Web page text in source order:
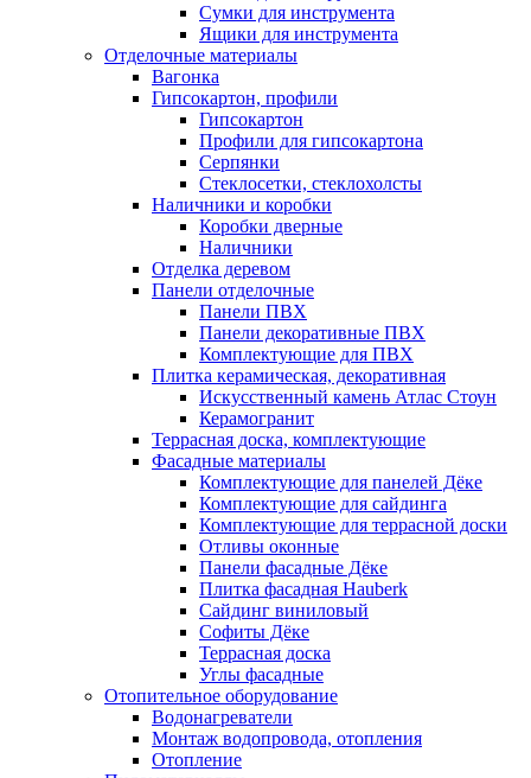
Сумки для инструмента
Ящики для инструмента
Отделочные материалы
Вагонка
Гипсокартон, профили
Гипсокартон
Профили для гипсокартона
Серпянки
Стеклосетки, стеклохолсты
Наличники и коробки
Коробки дверные
Наличники
Отделка деревом
Панели отделочные
Панели ПВХ
Панели декоративные ПВХ
Комплектующие для ПВХ
Плитка керамическая, декоративная
Искусственный камень Атлас Стоун
Керамогранит
Террасная доска, комплектующие
Фасадные материалы
Комплектующие для панелей Дёке
Комплектующие для сайдинга
Комплектующие для террасной доски
Отливы оконные
Панели фасадные Дёке
Плитка фасадная Hauberk
Сайдинг виниловый
Софиты Дёке
Террасная доска
Углы фасадные
Отопительное оборудование
Водонагреватели
Монтаж водопровода, отопления
Отопление